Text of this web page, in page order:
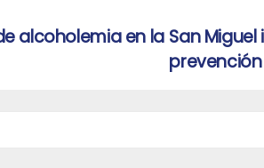
San
alcoholemia en la